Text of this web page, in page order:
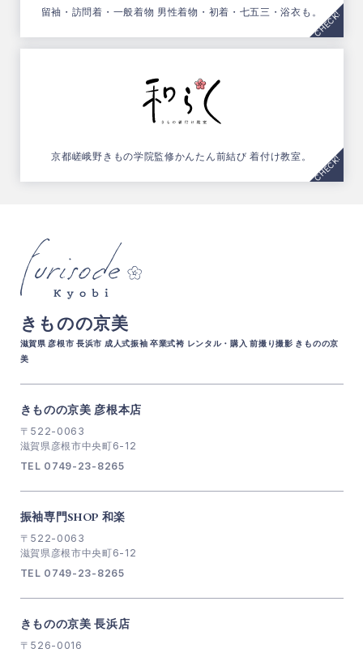
留袖・訪問着・一般着物 男性着物・初着・七五三・浴衣も。
京都嵯峨野きもの学院監修かんたん前結び 着付け教室。
きものの京美
滋賀県 彦根市 長浜市 成人式振袖 卒業式袴 レンタル・購入 前撮り撮影 きものの京
美
きものの京美 彦根本店
〒522-0063
滋賀県彦根市中央町6-12
TEL 0749-23-8265
振袖専門SHOP 和楽
〒522-0063
滋賀県彦根市中央町6-12
TEL 0749-23-8265
きものの京美 長浜店
〒526-0016